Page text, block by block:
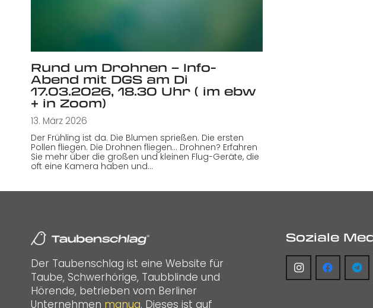
Rund um Drohnen – Info-
Abend mit DGS am Di
17.03.2026, 18.30 Uhr ( im ebw
+ in Zoom)
13. März 2026
Der Frühling ist da. Die Blumen sprießen. Die ersten
Pollen fliegen. Die Drohnen fliegen… Drohnen? Erfahren
Sie mehr über die großen und kleinen Flug-Geräte, die
oft eine Kamera haben und…
Der Taubenschlag ist eine Website für
Taube, Schwerhörige, Taubblinde und
Hörende, betrieben vom Berliner
Unternehmen manua. Dieses ist auf
Soziale